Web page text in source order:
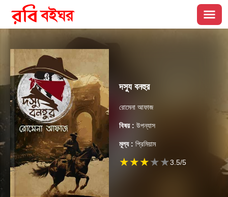
দস্যু বনহুর
রোমেনা আফাজ
বিষয় : উপন্যাস
মূল্য : প্রিমিয়াম
★★★★★3.5/5